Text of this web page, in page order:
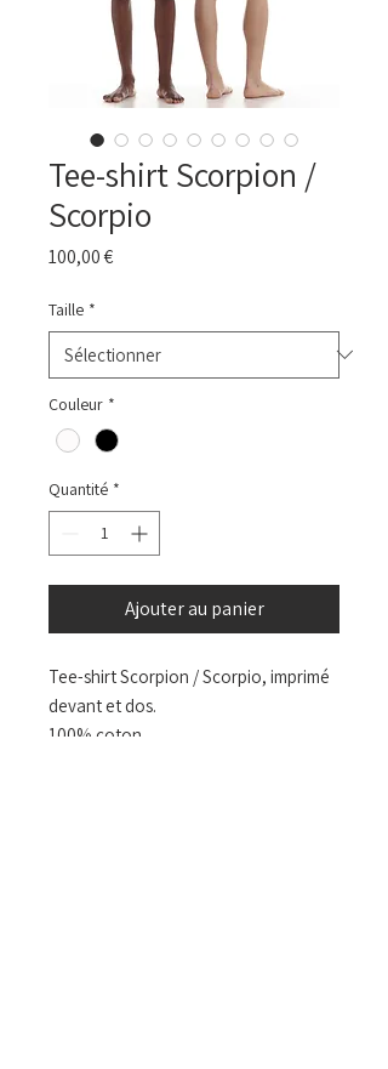
Tee-shirt Scorpion /
Scorpio
100,00 €Prix
Taille *
Couleur *
Quantité *
Ajouter au panier
Tee-shirt Scorpion / Scorpio, imprimé
devant et dos.
100% coton